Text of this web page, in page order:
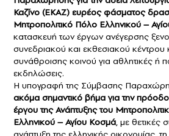
Καζίνο (ΕΚΑΖ) ευρέος φάσματος
Μητροπολιτικό Πόλο Ελληνικού –
κατασκευή των έργων ανέγερσης
συνεδριακού και εκθεσιακού
συνάθροισης κοινού για αθλητικές ή
εκδηλώσεις.
Η υπογραφή της Σύμβασης
ακόμα σημαντικό βήμα για την
έργου της Ανάπτυξης του
Ελληνικού – Αγίου Κοσμά, με θετικές